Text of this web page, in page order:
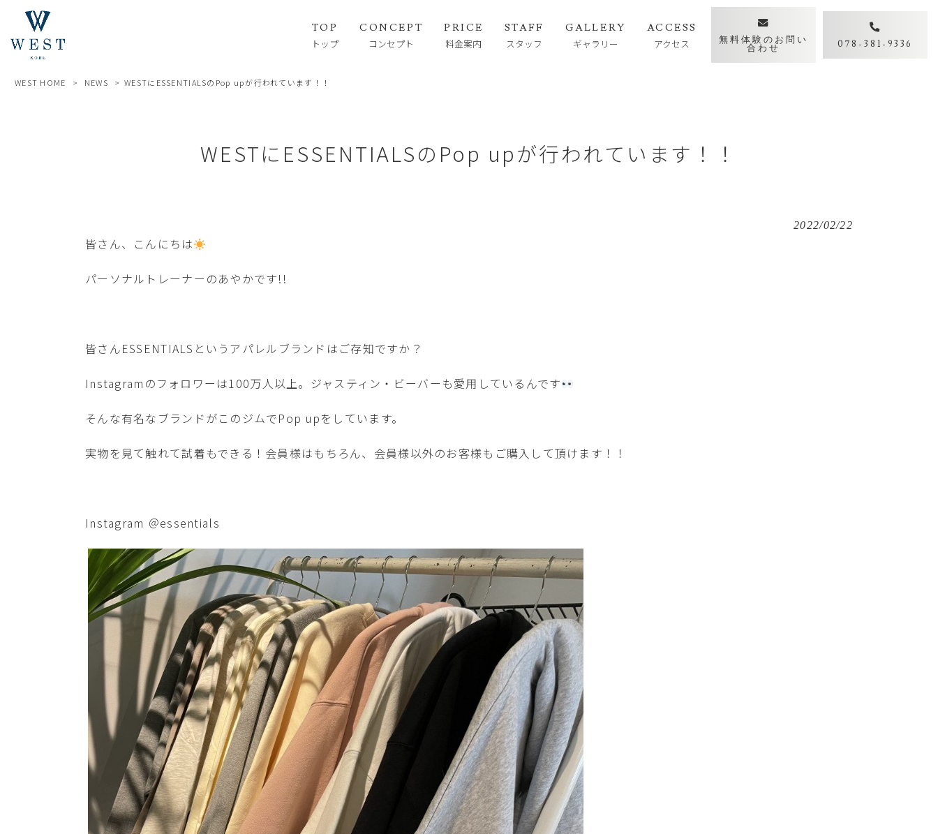
TOP
トップ
CONCEPT
コンセプト
PRICE
料金案内
STAFF
スタッフ
GALLERY
ギャラリー
ACCESS
アクセス
無料体験のお問い
合わせ 078-381-9336
WEST HOME > NEWS > WESTにESSENTIALSのPop upが行われています！！
WESTにESSENTIALSのPop upが行われています！！
2022/02/22
皆さん、こんにちは
パーソナルトレーナーのあやかです!!
皆さんESSENTIALSというアパレルブランドはご存知ですか？
Instagramのフォロワーは100万人以上。ジャスティン・ビーバーも愛用しているんです
そんな有名なブランドがこのジムでPop upをしています。
実物を見て触れて試着もできる！会員様はもちろん、会員様以外のお客様もご購入して頂けます！！
Instagram ＠essentials